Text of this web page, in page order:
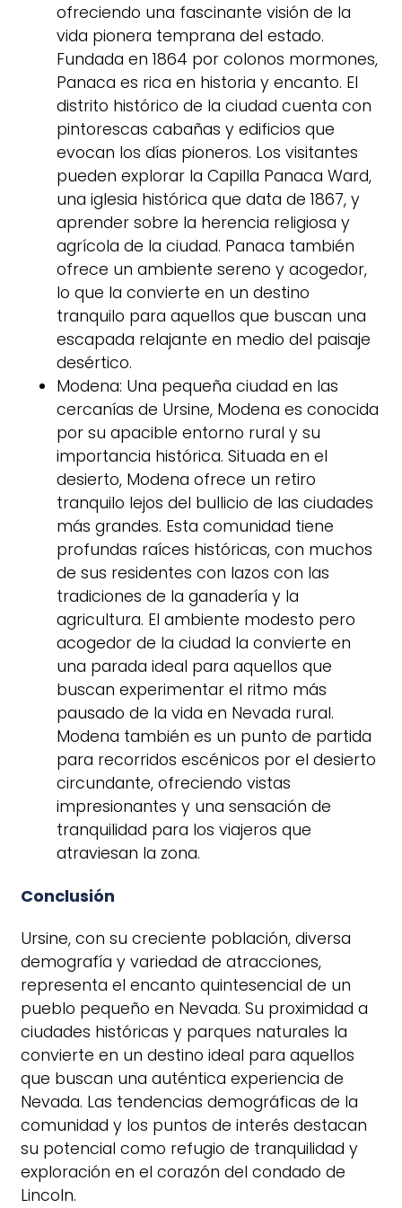
ofreciendo una fascinante visión de la
vida pionera temprana del estado.
Fundada en 1864 por colonos mormones,
Panaca es rica en historia y encanto. El
distrito histórico de la ciudad cuenta con
pintorescas cabañas y edificios que
evocan los días pioneros. Los visitantes
pueden explorar la Capilla Panaca Ward,
una iglesia histórica que data de 1867, y
aprender sobre la herencia religiosa y
agrícola de la ciudad. Panaca también
ofrece un ambiente sereno y acogedor,
lo que la convierte en un destino
tranquilo para aquellos que buscan una
escapada relajante en medio del paisaje
desértico.
Modena: Una pequeña ciudad en las
cercanías de Ursine, Modena es conocida
por su apacible entorno rural y su
importancia histórica. Situada en el
desierto, Modena ofrece un retiro
tranquilo lejos del bullicio de las ciudades
más grandes. Esta comunidad tiene
profundas raíces históricas, con muchos
de sus residentes con lazos con las
tradiciones de la ganadería y la
agricultura. El ambiente modesto pero
acogedor de la ciudad la convierte en
una parada ideal para aquellos que
buscan experimentar el ritmo más
pausado de la vida en Nevada rural.
Modena también es un punto de partida
para recorridos escénicos por el desierto
circundante, ofreciendo vistas
impresionantes y una sensación de
tranquilidad para los viajeros que
atraviesan la zona.
Conclusión
Ursine, con su creciente población, diversa
demografía y variedad de atracciones,
representa el encanto quintesencial de un
pueblo pequeño en Nevada. Su proximidad a
ciudades históricas y parques naturales la
convierte en un destino ideal para aquellos
que buscan una auténtica experiencia de
Nevada. Las tendencias demográficas de la
comunidad y los puntos de interés destacan
su potencial como refugio de tranquilidad y
exploración en el corazón del condado de
Lincoln.